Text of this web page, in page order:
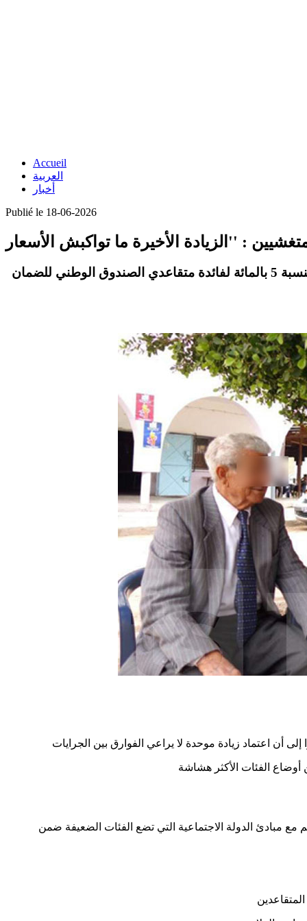
Accueil
العربية
أخبار
Publié le 18-06-2026
5 بالمائة
لفائدة متقاعدي الصندوق الوطني للضمان
مبادئ الدولة الاجتماعية التي تضع الفئات الضعيفة ضمن